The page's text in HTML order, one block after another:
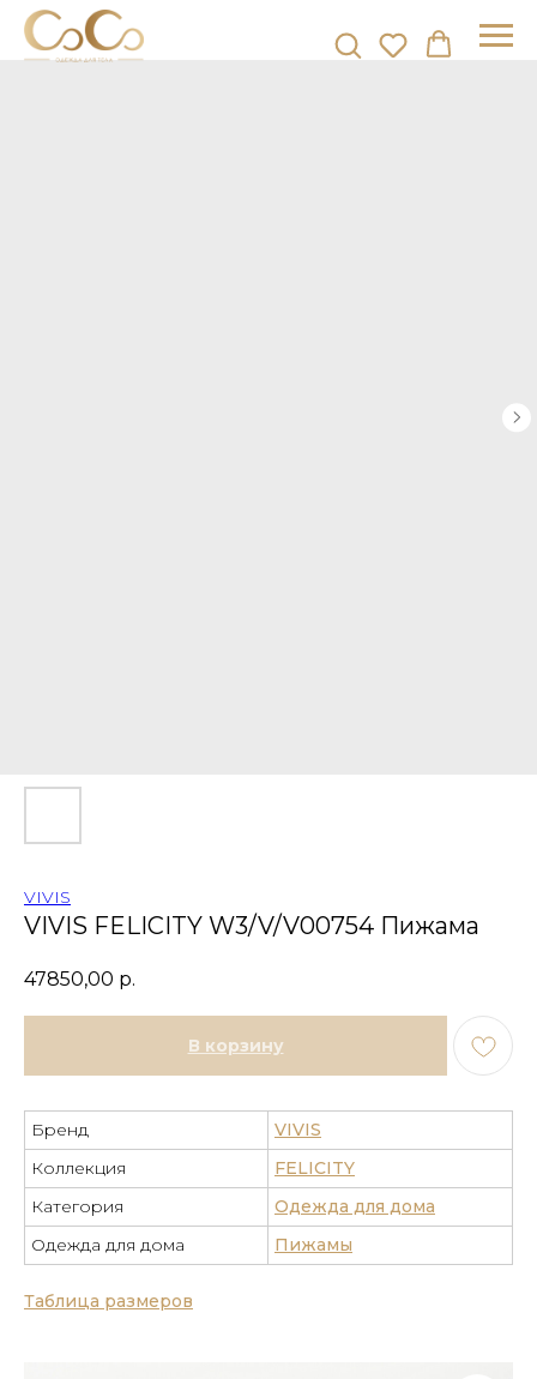
VIVIS FELICITY W3/V/V00754 Пижама
VIVIS
47850,00 р.
В корзину
Таблица размеров
Бренд
VIVIS
Коллекция
FELICITY
Категория
Одежда для дома
Одежда для дома
Пижамы